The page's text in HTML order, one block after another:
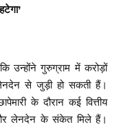
उन्होंने गुरुग्राम में करोड़ों
लेनदेन से जुड़ी हो सकती हैं।
के दौरान कई वित्तीय
लेनदेन के संकेत मिले हैं।